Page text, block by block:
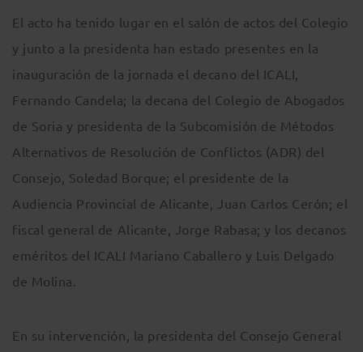
El acto ha tenido lugar en el salón de actos del Colegio
y junto a la presidenta han estado presentes en la
inauguración de la jornada el decano del ICALI,
Fernando Candela; la decana del Colegio de Abogados
de Soria y presidenta de la Subcomisión de Métodos
Alternativos de Resolución de Conflictos (ADR) del
Consejo, Soledad Borque; el presidente de la
Audiencia Provincial de Alicante, Juan Carlos Cerón; el
fiscal general de Alicante, Jorge Rabasa; y los decanos
eméritos del ICALI Mariano Caballero y Luis Delgado
de Molina.
En su intervención, la presidenta del Consejo General